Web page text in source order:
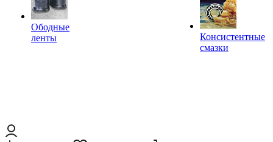
Ободные
ленты
Консистентные
смазки